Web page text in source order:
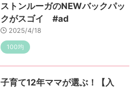
ストンルーガのNEWバックパッ
クがスゴイ #ad
2025/4/18
100均
子育て12年ママが選ぶ！【入